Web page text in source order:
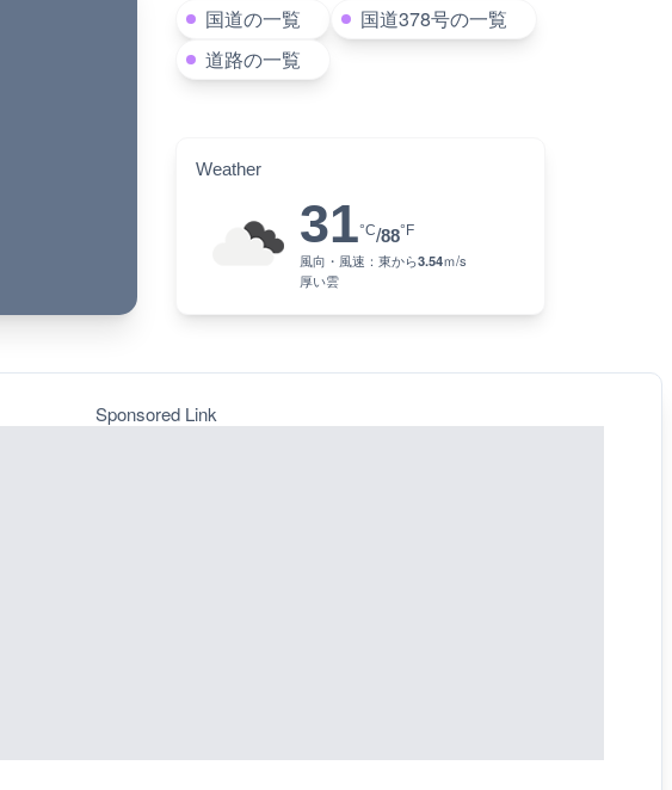
国道の一覧
国道378号の一覧
道路の一覧
Weather
31°C/88°F
風向・風速： 東から3.54ｍ/s
厚い雲
Sponsored Link